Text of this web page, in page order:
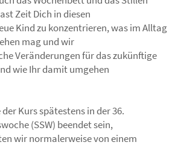
Zeit Dich in diesen
Kind zu konzentrieren, was im Alltag
mag und wir
Veränderungen für das zukünftige
wie Ihr damit umgehen
Kurs spätestens in der 36.
(SSW) beendet sein,
wir normalerweise von einem